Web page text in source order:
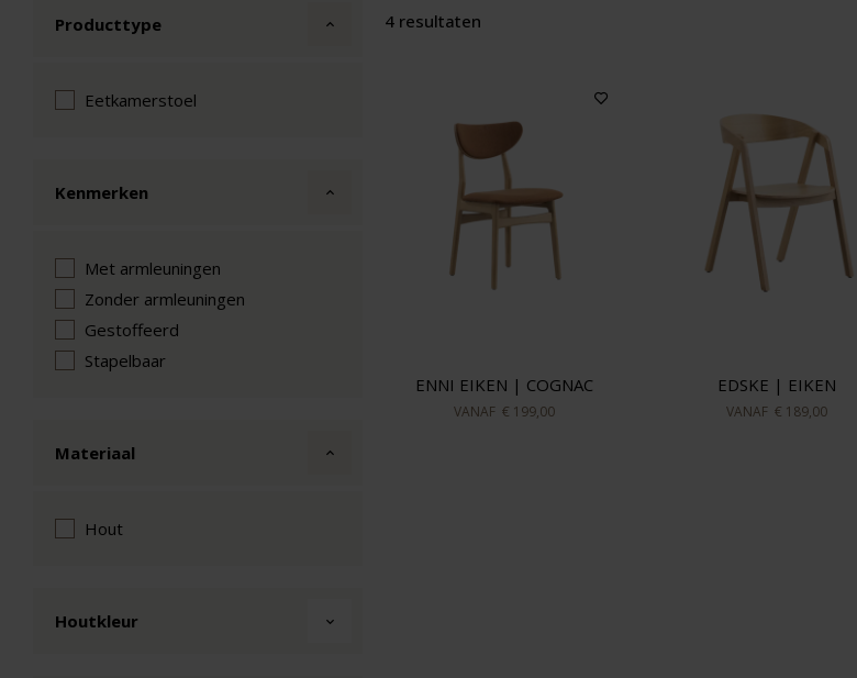
Producttype
Eetkamerstoel
Kenmerken
Met armleuningen
Zonder armleuningen
Gestoffeerd
Stapelbaar
Materiaal
Hout
Houtkleur
4 resultaten
ENNI EIKEN | COGNAC
VANAF € 199,00
EDSKE | EIKEN
VANAF € 189,00